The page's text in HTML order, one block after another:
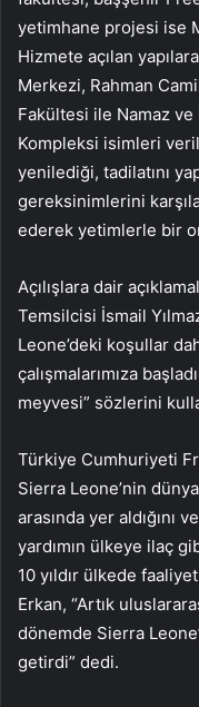
yetimhane projesi ise
Hizmete açılan
Merkezi, Rahman
Fakültesi ile Namaz
Kompleksi isimleri
yenilediği, tadilatını
gereksinimlerini
ederek yetimlerle bir
Açılışlara dair
Temsilcisi İsmail
Leone’deki koşullar
çalışmalarımıza
meyvesi” sözlerini
Türkiye Cumhuriyeti
Sierra Leone’nin
arasında yer aldığını
yardımın ülkeye ilaç
10 yıldır ülkede
Erkan, “Artık
dönemde Sierra
getirdi” dedi.